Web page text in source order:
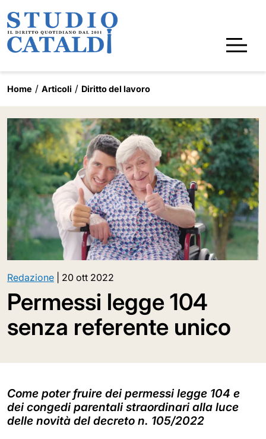
Home Articoli Diritto del lavoro
Redazione 20 ott 2022
Permessi legge 104
senza referente unico
Come poter fruire dei permessi legge 104 e
dei congedi parentali straordinari alla luce
delle novità del decreto n. 105/2022